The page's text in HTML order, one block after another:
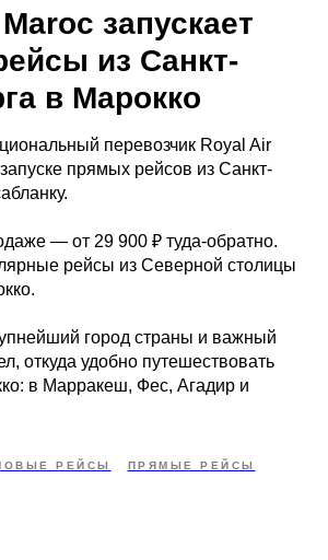
запускает
из Санкт-
в Марокко
перевозчик Royal Air
прямых рейсов из Санкт-
— от 29 900 ₽ туда-обратно.
рейсы из Северной столицы
город страны и важный
откуда удобно путешествовать
в Марракеш, Фес, Агадир и
РЕЙСЫ ПРЯМЫЕ РЕЙСЫ